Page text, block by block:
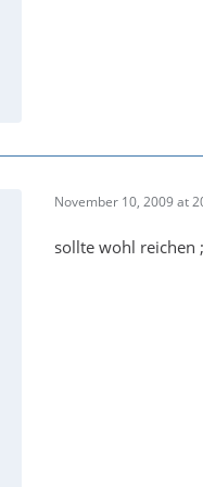
November 10, 2009 at
sollte wohl reichen